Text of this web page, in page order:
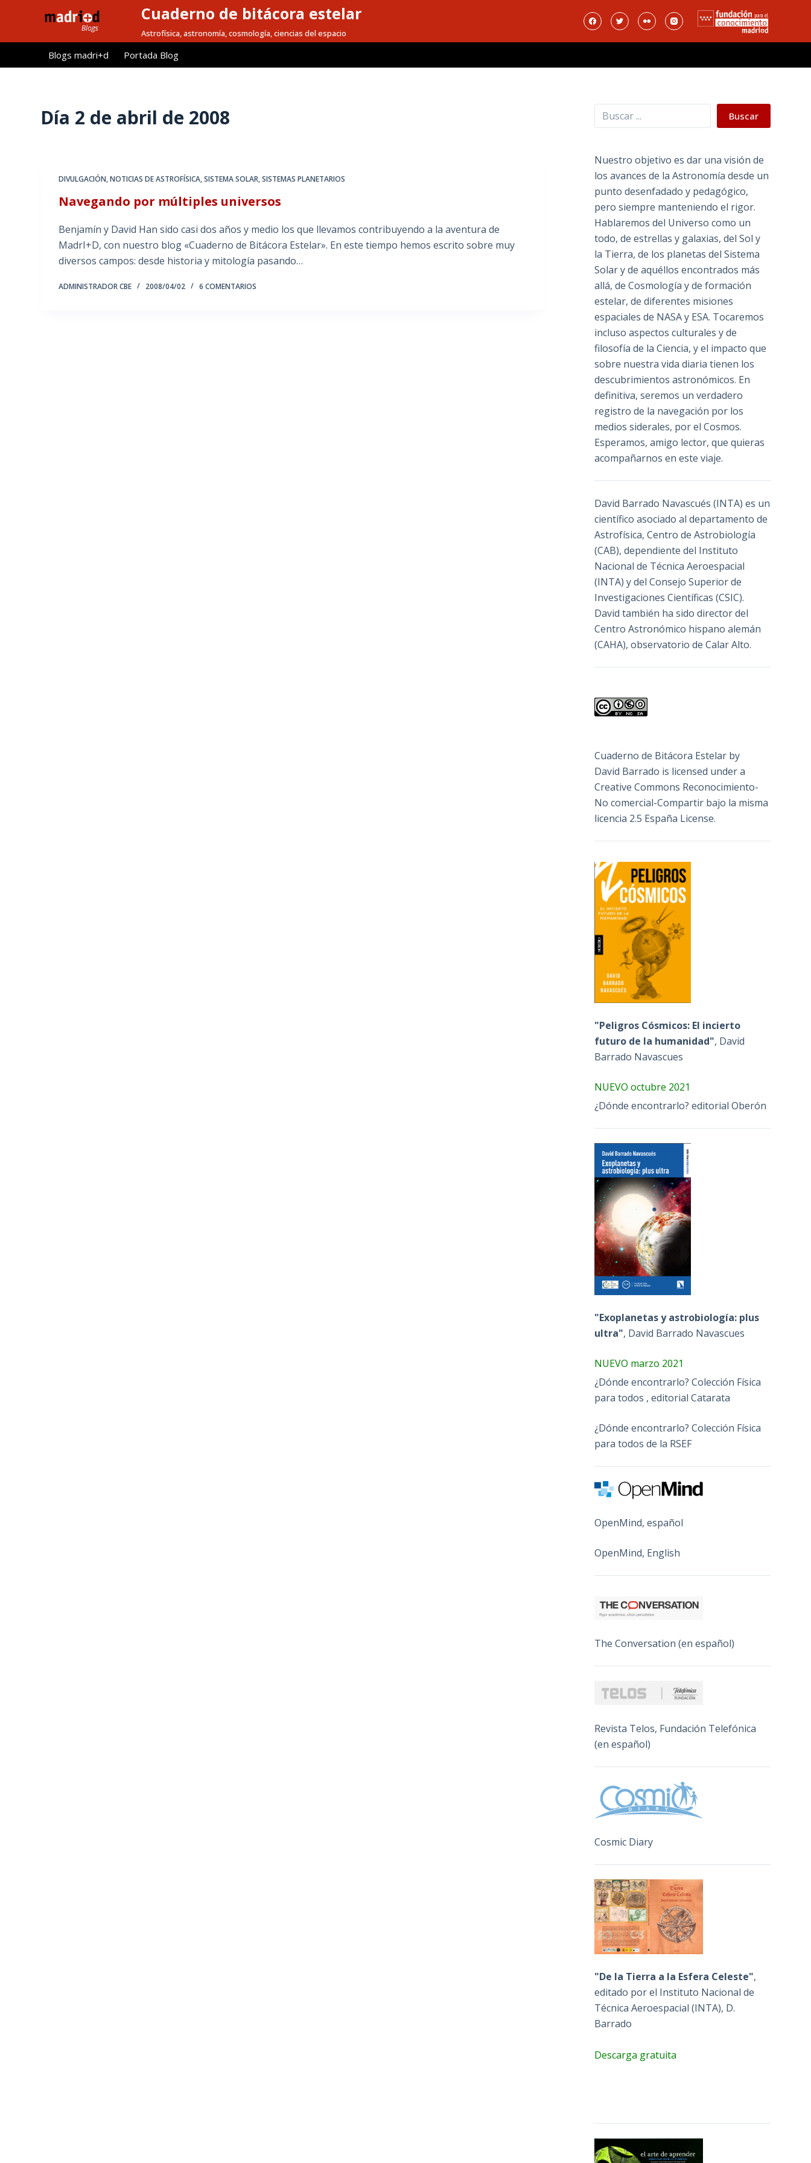
l
Cuaderno de bitácora estelar
Astrofísica, astronomía, cosmología, ciencias del espacio
Blogs madri+d Portada Blog
Día 2 de abril de 2008
DIVULGACIÓN,NOTICIAS DE ASTROFÍSICA,SISTEMA SOLAR,SISTEMAS PLANETARIOS
Navegando por múltiples universos
Benjamín y David Han sido casi dos años y medio los que llevamos contribuyendo a la aventura de
MadrI+D, con nuestro blog «Cuaderno de Bitácora Estelar». En este tiempo hemos escrito sobre muy
diversos campos: desde historia y mitología pasando…
ADMINISTRADOR CBE 2008/04/02 6 COMENTARIOS
Buscar Buscar
Nuestro objetivo es dar una visión de
los avances de la Astronomía desde un
punto desenfadado y pedagógico,
pero siempre manteniendo el rigor.
Hablaremos del Universo como un
todo, de estrellas y galaxias, del Sol y
la Tierra, de los planetas del Sistema
Solar y de aquéllos encontrados más
allá, de Cosmología y de formación
estelar, de diferentes misiones
espaciales de NASA y ESA. Tocaremos
incluso aspectos culturales y de
filosofía de la Ciencia, y el impacto que
sobre nuestra vida diaria tienen los
descubrimientos astronómicos. En
definitiva, seremos un verdadero
registro de la navegación por los
medios siderales, por el Cosmos.
Esperamos, amigo lector, que quieras
acompañarnos en este viaje.
David Barrado Navascués (INTA) es un
científico asociado al departamento de
Astrofísica, Centro de Astrobiología
(CAB), dependiente del Instituto
Nacional de Técnica Aeroespacial
(INTA) y del Consejo Superior de
Investigaciones Científicas (CSIC).
David también ha sido director del
Centro Astronómico hispano alemán
(CAHA), observatorio de Calar Alto.
Cuaderno de Bitácora Estelar by
David Barrado is licensed under a
Creative Commons Reconocimiento-
No comercial-Compartir bajo la misma
licencia 2.5 España License.
"Peligros Cósmicos: El incierto
futuro de la humanidad", David
Barrado Navascues
NUEVO octubre 2021
¿Dónde encontrarlo? editorial Oberón
"Exoplanetas y astrobiología: plus
ultra", David Barrado Navascues
NUEVO marzo 2021
¿Dónde encontrarlo? Colección Física
para todos , editorial Catarata
¿Dónde encontrarlo? Colección Física
para todos de la RSEF
OpenMind, español
OpenMind, English
The Conversation (en español)
Revista Telos, Fundación Telefónica
(en español)
Cosmic Diary
"De la Tierra a la Esfera Celeste",
editado por el Instituto Nacional de
Técnica Aeroespacial (INTA), D.
Barrado
Descarga gratuita